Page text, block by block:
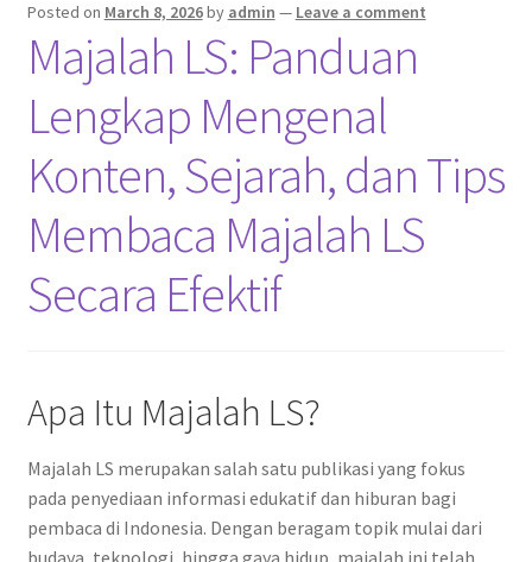
Posted on March 8, 2026by admin — Leave a comment
Majalah LS: Panduan
Lengkap Mengenal
Konten, Sejarah, dan Tips
Membaca Majalah LS
Secara Efektif
Apa Itu Majalah LS?
Majalah LS merupakan salah satu publikasi yang fokus
pada penyediaan informasi edukatif dan hiburan bagi
pembaca di Indonesia. Dengan beragam topik mulai dari